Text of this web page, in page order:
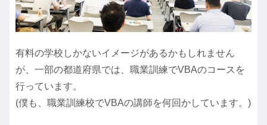
有料の学校しかないイメージがあるかもしれません
が、一部の都道府県では、職業訓練でVBAのコースを
行っています。
(僕も、職業訓練校でVBAの講師を何回かしています。)